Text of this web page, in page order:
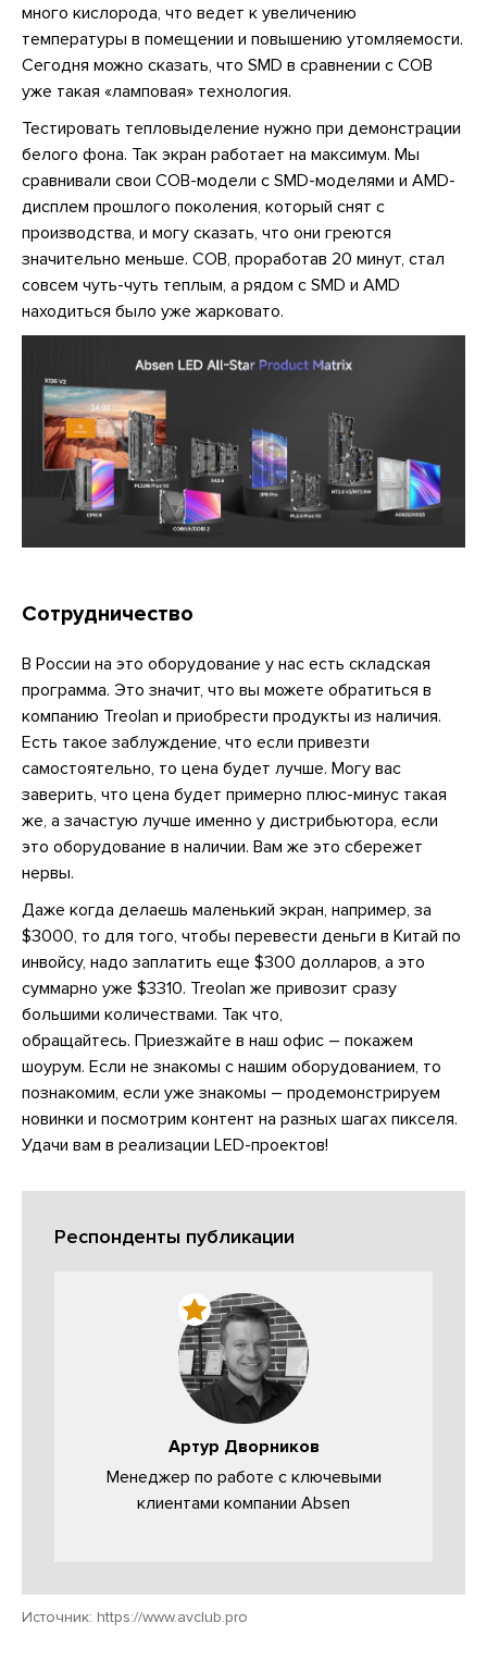
много кислорода, что ведет к увеличению
температуры в помещении и повышению утомляемости.
Сегодня можно сказать, что SMD в сравнении с COB
уже такая «ламповая» технология.
Тестировать тепловыделение нужно при демонстрации
белого фона. Так экран работает на максимум. Мы
сравнивали свои COB-модели с SMD-моделями и AMD-
дисплем прошлого поколения, который снят с
производства, и могу сказать, что они греются
значительно меньше. COB, проработав 20 минут, стал
совсем чуть-чуть теплым, а рядом с SMD и AMD
находиться было уже жарковато.
Сотрудничество
В России на это оборудование у нас есть складская
программа. Это значит, что вы можете обратиться в
компанию Treolan и приобрести продукты из наличия.
Есть такое заблуждение, что если привезти
самостоятельно, то цена будет лучше. Могу вас
заверить, что цена будет примерно плюс-минус такая
же, а зачастую лучше именно у дистрибьютора, если
это оборудование в наличии. Вам же это сбережет
нервы.
Даже когда делаешь маленький экран, например, за
$3000, то для того, чтобы перевести деньги в Китай по
инвойсу, надо заплатить еще $300 долларов, а это
суммарно уже $3310. Treolan же привозит сразу
большими количествами. Так что,
обращайтесь. Приезжайте в наш офис – покажем
шоурум. Если не знакомы с нашим оборудованием, то
познакомим, если уже знакомы – продемонстрируем
новинки и посмотрим контент на разных шагах пикселя.
Удачи вам в реализации LED-проектов!
Респонденты публикации
Артур Дворников
Менеджер по работе с ключевыми
клиентами компании Absen
Источник: https://www.avclub.pro